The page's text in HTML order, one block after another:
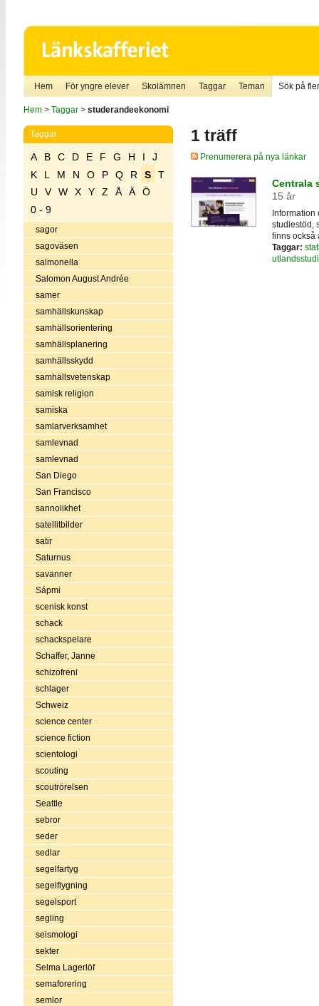
Hem För yngre elever Skolämnen Taggar Teman Sök på
Hem> Taggar> studerandeekonomi
Taggar
A B C D E F G H I
J
K
L M N O P Q R S
T
U
V W X Y Z Å Ä
Ö
0 - 9
sagor
sagoväsen
salmonella
Salomon August Andrée
samer
samhällskunskap
samhällsorientering
samhällsplanering
samhällsskydd
samhällsvetenskap
samisk religion
samiska
samlarverksamhet
samlevnad
samlevnad
San Diego
San Francisco
sannolikhet
satellitbilder
satir
Saturnus
savanner
Sápmi
scenisk konst
schack
schackspelare
Schaffer, Janne
schizofreni
schlager
Schweiz
science center
science fiction
scientologi
scouting
scoutrörelsen
Seattle
sebror
seder
sedlar
segelfartyg
segelflygning
segelsport
segling
seismologi
sekter
Selma Lagerlöf
semaforering
semlor
1 träff
Prenumerera på nya länkar
Centrala
15 år
Information
studiestöd,
finns också
Taggar: